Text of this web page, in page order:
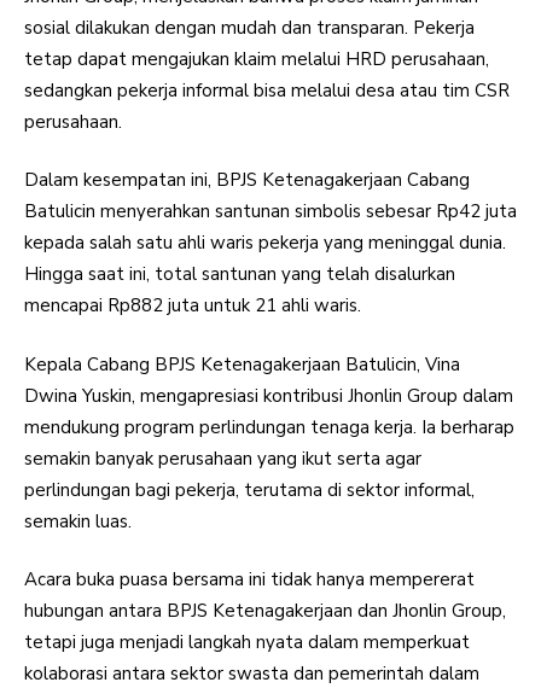
sosial dilakukan dengan mudah dan transparan. Pekerja
tetap dapat mengajukan klaim melalui HRD perusahaan,
sedangkan pekerja informal bisa melalui desa atau tim CSR
perusahaan.
Dalam kesempatan ini, BPJS Ketenagakerjaan Cabang
Batulicin menyerahkan santunan simbolis sebesar Rp42 juta
kepada salah satu ahli waris pekerja yang meninggal dunia.
Hingga saat ini, total santunan yang telah disalurkan
mencapai Rp882 juta untuk 21 ahli waris.
Kepala Cabang BPJS Ketenagakerjaan Batulicin, Vina
Dwina Yuskin, mengapresiasi kontribusi Jhonlin Group dalam
mendukung program perlindungan tenaga kerja. Ia berharap
semakin banyak perusahaan yang ikut serta agar
perlindungan bagi pekerja, terutama di sektor informal,
semakin luas.
Acara buka puasa bersama ini tidak hanya mempererat
hubungan antara BPJS Ketenagakerjaan dan Jhonlin Group,
tetapi juga menjadi langkah nyata dalam memperkuat
kolaborasi antara sektor swasta dan pemerintah dalam